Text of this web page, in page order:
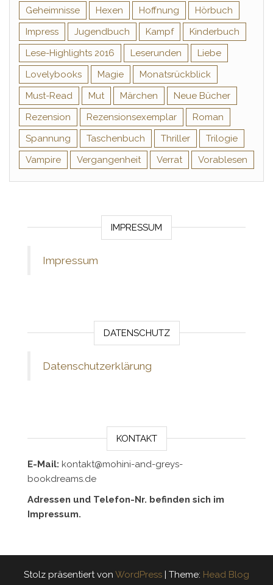
Geheimnisse
Hexen Hoffnung
Hörbuch
Impress
Jugendbuch Kampf
Kinderbuch
Lese-Highlights 2016
Leserunden
Liebe
Lovelybooks
Magie
Monatsrückblick
Must-Read
Mut Märchen
Neue Bücher
Rezension
Rezensionsexemplar
Roman
Spannung
Taschenbuch Thriller
Trilogie
Vampire
Vergangenheit Verrat Vorablesen
IMPRESSUM
Impressum
DATENSCHUTZ
Datenschutzerklärung
KONTAKT
E-Mail: kontakt@mohini-and-greys-
bookdreams.de
Adressen und Telefon-Nr. befinden sich im
Impressum.
Stolz präsentiert von WordPress | Theme: Head Blog